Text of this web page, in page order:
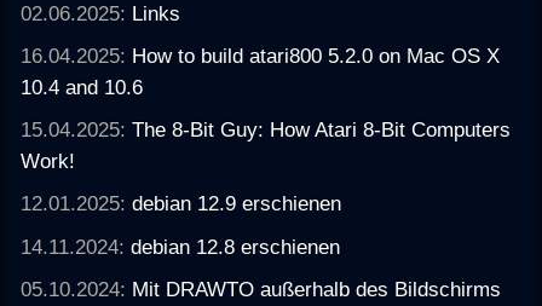
02.06.2025: Links
16.04.2025: How to build atari800 5.2.0 on Mac OS X
10.4 and 10.6
15.04.2025:The 8-Bit Guy: How Atari 8-Bit Computers
Work!
12.01.2025:debian 12.9 erschienen
14.11.2024:debian 12.8 erschienen
05.10.2024: Mit DRAWTO außerhalb des Bildschirms